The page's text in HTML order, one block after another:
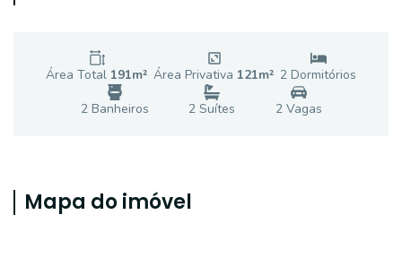
Área Total 191m² Área Privativa 121m² 2 Dormitórios
2Banheiros 2 Suítes 2Vagas
Mapa do imóvel